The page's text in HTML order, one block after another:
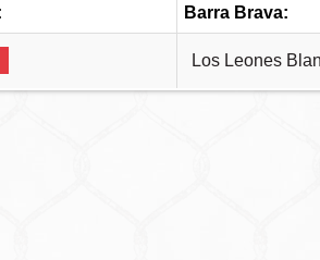
Barra Brava:
Los Leones